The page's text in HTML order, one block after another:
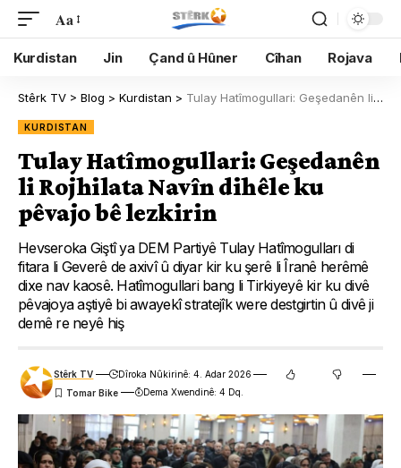
Aa
Kurdistan Jin Çand û Hûner Cîhan Rojava
Stêrk TV > Blog > Kurdistan > Tulay Hatîmogullari: Geşedanên li Rojhilata Navîn dihêle ku pêvajo bê lezkirin
KURDISTAN
Tulay Hatîmogullari: Geşedanên
li Rojhilata Navîn dihêle ku
pêvajo bê lezkirin
Hevseroka Giştî ya DEM Partiyê Tulay Hatîmogulları di
fitara li Geverê de axivî û diyar kir ku şerê li Îranê herêmê
dixe nav kaosê. Hatîmogullari bang li Tirkiyeyê kir ku divê
pêvajoya aştiyê bi awayekî stratejîk were destgirtin û divê ji
demê re neyê hiş
Stêrk TV
Dîroka Nûkirinê: 4. Adar 2026
Dema Xwendinê: 4 Dq.